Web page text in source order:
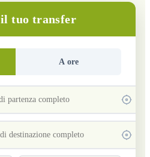
tuo transfer
A ore